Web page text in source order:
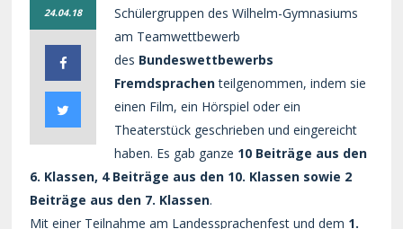
24.04.18
Schülergruppen des Wilhelm-Gymnasiums
am Teamwettbewerb
des Bundeswettbewerbs
Fremdsprachenteilgenommen, indem sie
einen Film, ein Hörspiel oder ein
Theaterstück geschrieben und eingereicht
haben. Es gab ganze 10 Beiträge aus den
6. Klassen, 4 Beiträge aus den 10. Klassen sowie 2
Beiträge aus den 7. Klassen.
Mit einer Teilnahme am Landessprachenfest und dem 1.